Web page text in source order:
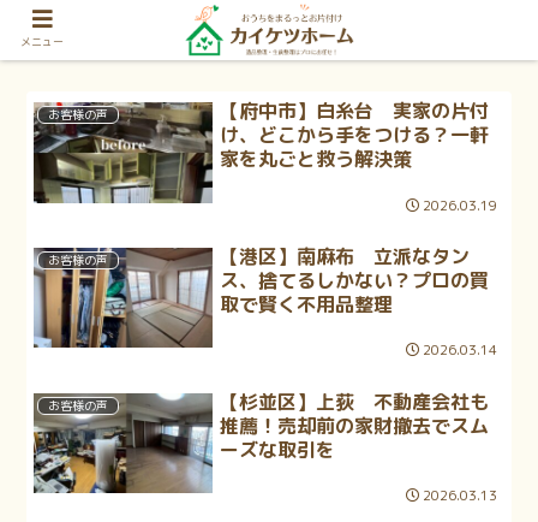
お客様の声
【府中市】白糸台 実家の片付
け、どこから手をつける？一軒
家を丸ごと救う解決策
2026.03.19
お客様の声
【港区】南麻布 立派なタン
ス、捨てるしかない？プロの買
取で賢く不用品整理
2026.03.14
お客様の声
【杉並区】上荻 不動産会社も
推薦！売却前の家財撤去でスム
ーズな取引を
2026.03.13
メニュー